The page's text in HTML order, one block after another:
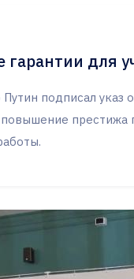
гарантии для
подписал
престижа